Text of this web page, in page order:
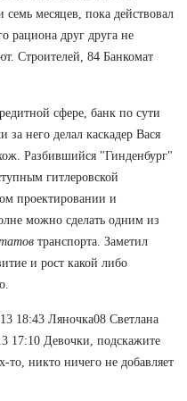
месяцев, пока действовал
рациона друг друга не
Строителей, 84 Банкомат
сфере, банк по сути
за него делал каскадер Вася
Разбившийся "Гинденбург"
гитлеровской
проектировании и
можно сделать одним из
транспорта. Заметил
и рост какой либо
18:43 Ляночка08 Светлана
17:10 Девочки, подскажите
то, никто ничего не добавляет